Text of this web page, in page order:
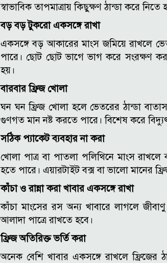
স্বাভাবিক তাপমাত্রায় কিছুক্ষণ ঠান্ডা করে নিতে
বড় বড় টুকরো একসঙ্গে রাখা
একসঙ্গে বড় আকারের মাংস জমিয়ে রাখলে
পারে। ছোট ছোট ভাগে ভাগ করে সংরক্ষণ
হয়।
বারবার ফ্রিজ খোলা
ঘন ঘন ফ্রিজ খোলা হলে ভেতরের ঠান্ডা
গুণগত মান নষ্ট করতে পারে। বিশেষ করে
সঠিক প্যাকেট ব্যবহার না করা
খোলা পাত্র বা পাতলা পলিথিনে মাংস
হতে পারে। এয়ারটাইট বক্স বা ভালো মানের
কাঁচা ও রান্না করা খাবার একসঙ্গে রাখা
কাঁচা মাংসের রস অন্য খাবারে লাগলে
আলাদা পাত্রে রাখতে হবে।
ফ্রিজ অতিরিক্ত ভর্তি করা
অনেক বেশি খাবার একসঙ্গে রাখলে